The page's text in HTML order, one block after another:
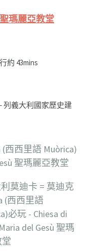
瑪麗亞教堂
約 43mins
列義大利國家歷史建